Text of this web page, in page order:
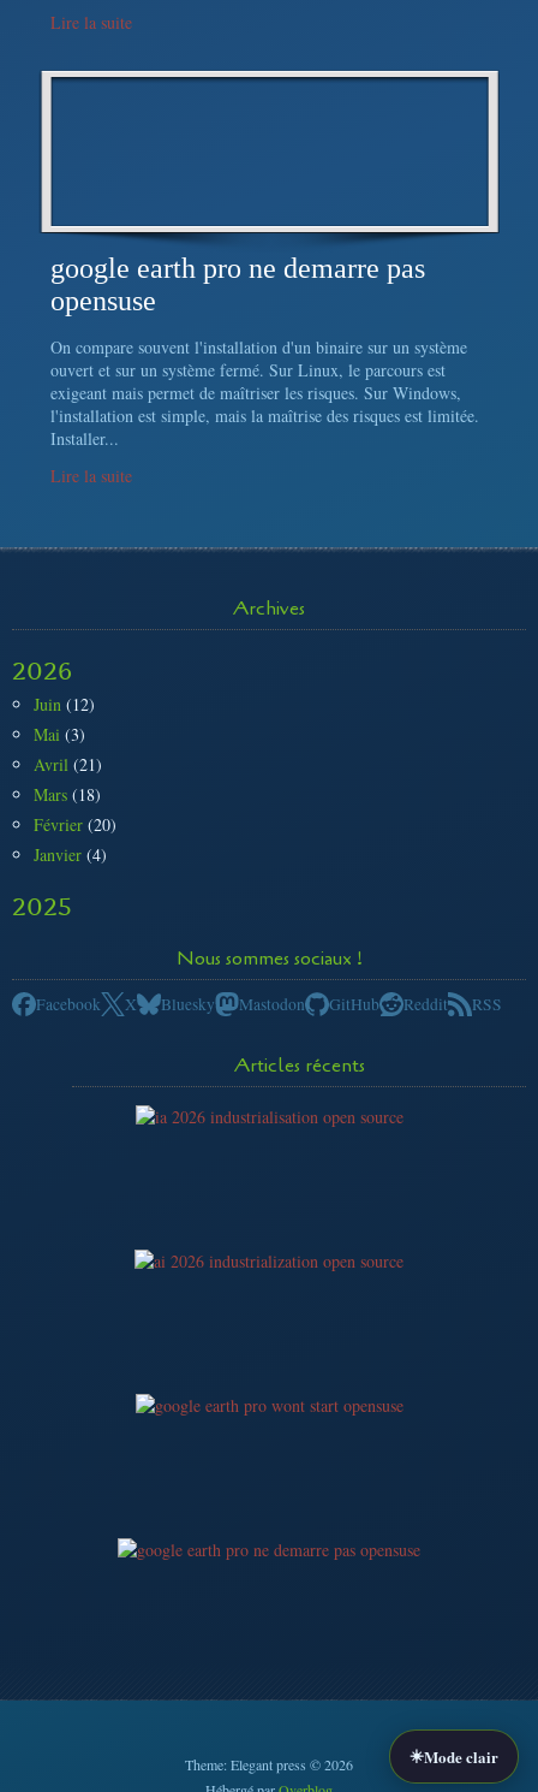
☀️Mode clair
Lire la suite
google earth pro ne demarre pas
opensuse
On compare souvent l'installation d'un binaire sur un système
ouvert et sur un système fermé. Sur Linux, le parcours est
exigeant mais permet de maîtriser les risques. Sur Windows,
l'installation est simple, mais la maîtrise des risques est limitée.
Installer...
Lire la suite
Archives
2026
Juin (12)
Mai (3)
Avril (21)
Mars (18)
Février (20)
Janvier (4)
2025
Nous sommes sociaux !
Facebook X Bluesky Mastodon GitHub Reddit RSS
Articles récents
Theme: Elegant press © 2026